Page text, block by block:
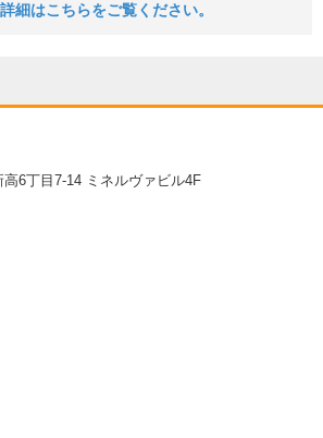
細はこちらをご覧ください。
6丁目7-14 ミネルヴァビル4F